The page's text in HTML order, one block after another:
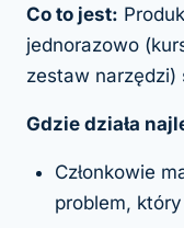
Co to jest:
jednorazowo
zestaw narzędzi)
Gdzie działa
Członkowie
problem,